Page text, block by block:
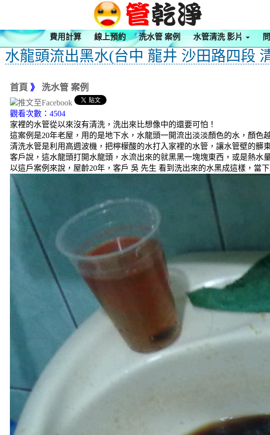
費用計算 線上預約 洗水管 案例 水管清洗 影片
水龍頭流出黑水(台中 龍井 沙田路四段
首頁 》 洗水管 案例
觀看次數：4504
家裡的水管從以來沒有清洗，洗出來比想像中的還要可怕！
這案例是20年老屋，用的是地下水，水龍頭一開流出淡淡顏色的水，顏
清洗水管是利用高週波機，把檸檬酸的水打入家裡的水管，讓水管壁的
客戶說，這水龍頭打開水龍頭，水流出來的就黑黑一塊塊東西，或是熱水
以這戶案例來說，屋齡20年，客戶 吳 先生 看到洗出來的水黑成這樣，當下